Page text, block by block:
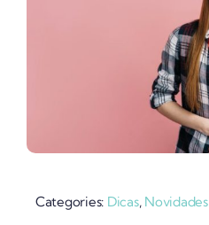
Categories: Dicas, Novidades